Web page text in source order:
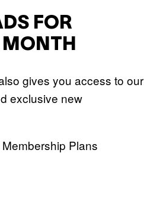
FOR
gives you access to our
exclusive new
Plans